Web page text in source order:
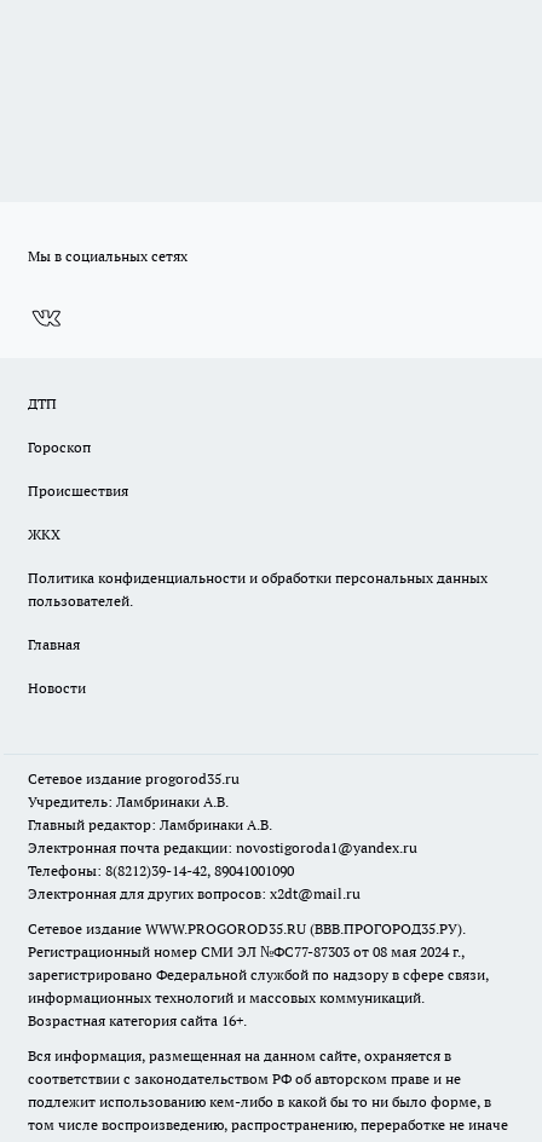
Мы в социальных сетях
ДТП
Гороскоп
Происшествия
ЖКХ
Политика конфиденциальности и обработки персональных данных
пользователей.
Главная
Новости
Сетевое издание progorod35.ru
Учредитель: Ламбринаки А.В.
Главный редактор: Ламбринаки А.В.
Электронная почта редакции: novostigoroda1@yandex.ru
Телефоны: 8(8212)39-14-42, 89041001090
Электронная для других вопросов: x2dt@mail.ru
Сетевое издание WWW.PROGOROD35.RU (ВВВ.ПРОГОРОД35.РУ).
Регистрационный номер СМИ ЭЛ №ФС77-87303 от 08 мая 2024 г.,
зарегистрировано Федеральной службой по надзору в сфере связи,
информационных технологий и массовых коммуникаций.
Возрастная категория сайта 16+.
Вся информация, размещенная на данном сайте, охраняется в
соответствии с законодательством РФ об авторском праве и не
подлежит использованию кем-либо в какой бы то ни было форме, в
том числе воспроизведению, распространению, переработке не иначе